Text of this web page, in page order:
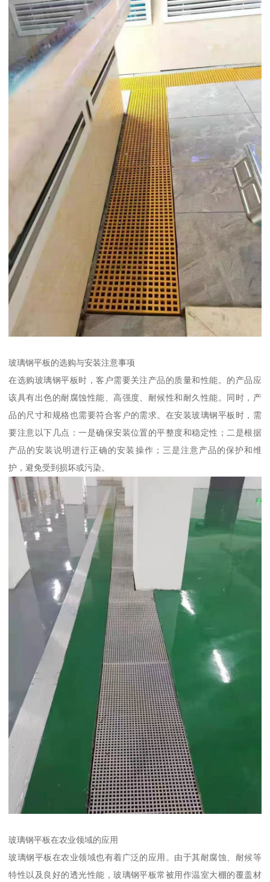
玻璃钢平板的选购与安装注意事项
在选购玻璃钢平板时，客户需要关注产品的质量和性能。的产品应
该具有出色的耐腐蚀性能、高强度、耐候性和耐久性能。同时，产
品的尺寸和规格也需要符合客户的需求。在安装玻璃钢平板时，需
要注意以下几点：一是确保安装位置的平整度和稳定性；二是根据
产品的安装说明进行正确的安装操作；三是注意产品的保护和维
护，避免受到损坏或污染。
玻璃钢平板在农业领域的应用
玻璃钢平板在农业领域也有着广泛的应用。由于其耐腐蚀、耐候等
特性以及良好的透光性能，玻璃钢平板常被用作温室大棚的覆盖材